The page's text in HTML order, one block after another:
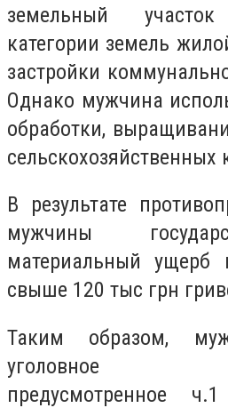
земельный
категории земель
застройки
Однако мужчина
обработки,
сельскохозяйственных
В результате
мужчины
материальный
свыше 120 тыс грн
Таким образом,
уголовное
предусмотренное